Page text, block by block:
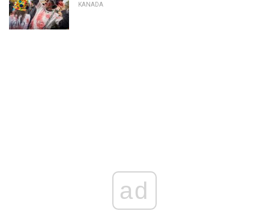
KANADA
ad